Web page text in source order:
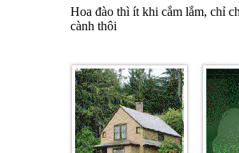
Hoa đào thì ít khi cắm lắm, chỉ
cành thôi